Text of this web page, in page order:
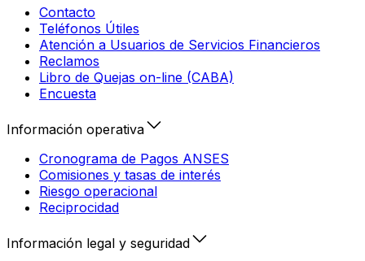
Contacto
Teléfonos Útiles
Atención a Usuarios de Servicios Financieros
Reclamos
Libro de Quejas on-line (CABA)
Encuesta
Información operativa
Cronograma de Pagos ANSES
Comisiones y tasas de interés
Riesgo operacional
Reciprocidad
Información legal y seguridad